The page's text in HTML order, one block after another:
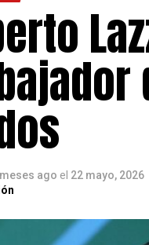
ago el 22 mayo, 2026